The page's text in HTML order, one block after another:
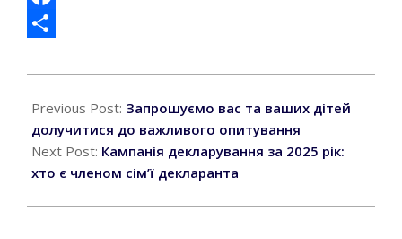
Facebook
01-
14
Previous Post: Запрошуємо вас та ваших дітей
долучитися до важливого опитування
Next Post: Кампанія декларування за 2025 рік:
хто є членом сім’ї декларанта